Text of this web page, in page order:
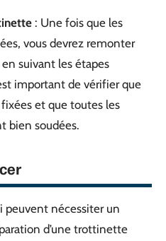
: Une fois que les
vous devrez remonter
suivant les étapes
important de vérifier que
et que toutes les
bien soudées.
peuvent nécessiter un
d’une trottinette